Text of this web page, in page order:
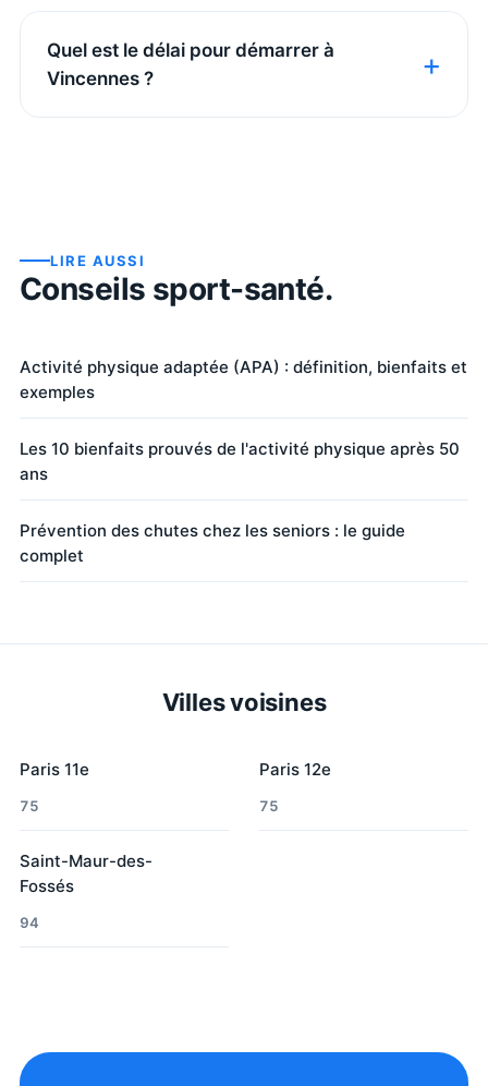
Quel est le délai pour démarrer à
Vincennes ?
LIRE AUSSI
Conseils sport-santé.
Activité physique adaptée (APA) : définition, bienfaits et
exemples
Les 10 bienfaits prouvés de l'activité physique après 50
ans
Prévention des chutes chez les seniors : le guide
complet
Villes voisines
Paris 11e
75
Paris 12e
75
Saint-Maur-des-
Fossés
94